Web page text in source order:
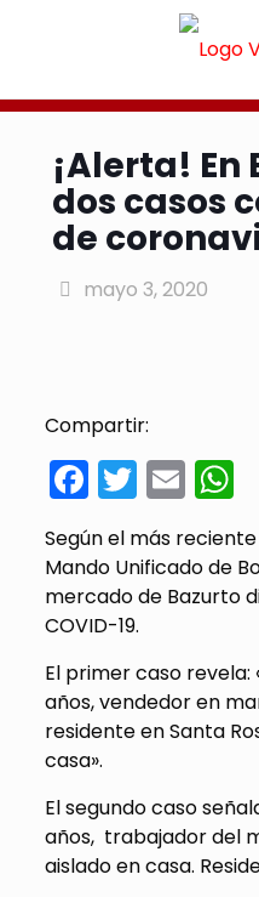
¡Alerta!
dos casos
de
mayo 3, 2020
Compartir:
Facebook
Twitter
Según el más
Mando Unificado de
mercado de Bazurto
COVID-19.
El primer caso revela:
años, vendedor en
residente en Santa
casa».
El segundo caso
años, trabajador del
aislado en casa.